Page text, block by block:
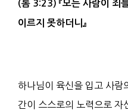
(롬 3:23) 『모든 사람이 죄
이르지 못하더니 』
하나님이 육신을 입고 사람
간이 스스로의 노력으로 자